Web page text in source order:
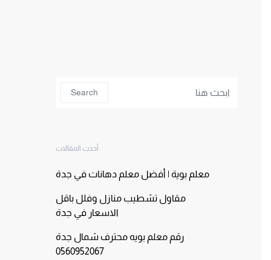
Search
أحدث المقالات
معلم بوية | أفضل معلم دهانات في جدة
مقاول تشطيب منازل وفلل باقل
الاسعار في جدة
رقم معلم بويه محترف شمال جدة
0560952067